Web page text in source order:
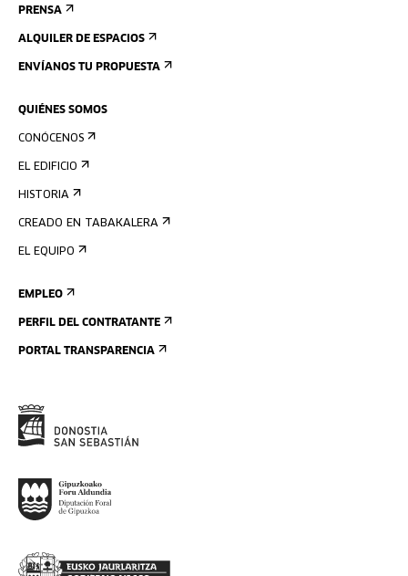
PRENSA
ALQUILER DE ESPACIOS
ENVÍANOS TU PROPUESTA
QUIÉNES SOMOS
CONÓCENOS
EL EDIFICIO
HISTORIA
CREADO EN TABAKALERA
EL EQUIPO
EMPLEO
PERFIL DEL CONTRATANTE
PORTAL TRANSPARENCIA